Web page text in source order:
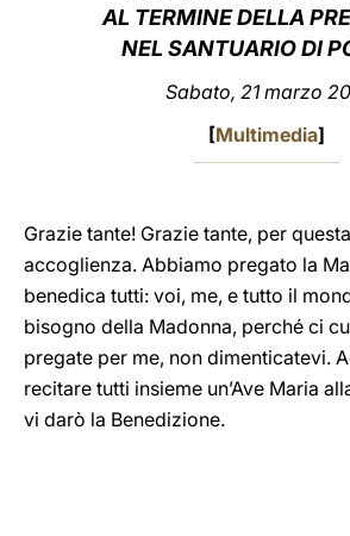
AL TERMINE DELLA
NEL SANTUARIO DI
Sabato, 21 marzo
[Multimedia]
Grazie tante! Grazie tante, per
accoglienza. Abbiamo pregato la
benedica tutti: voi, me, e tutto il
bisogno della Madonna, perché ci
pregate per me, non dimenticatevi.
recitare tutti insieme un’Ave Maria
vi darò la Benedizione.